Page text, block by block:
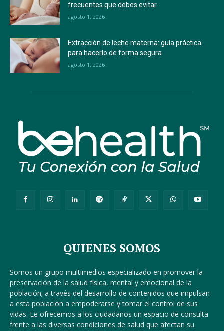
frecuentes que debes evitar
agosto 1, 2026
Extracción de leche materna: guía práctica
para hacerlo de forma segura
agosto 1, 2026
QUIENES SOMOS
Somos un grupo multimedios especializado en promover la
preservación de la salud física, mental y emocional de la
población; a través del desarrollo de contenidos que impulsan
a esta población a empoderarse y tomar el control de sus
vidas. Le ofrecemos a los ciudadanos un espacio de consulta
frente a las diversas condiciones de salud que afectan su